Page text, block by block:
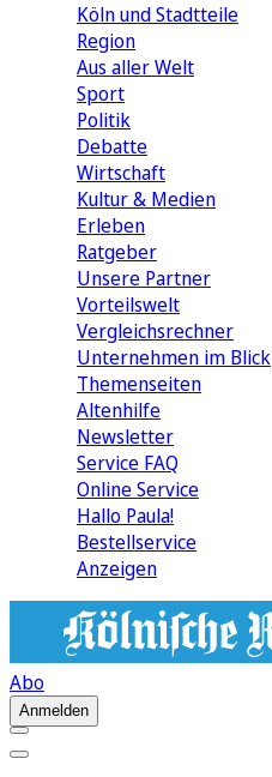
Köln und Stadtteile
Region
Aus aller Welt
Sport
Politik
Debatte
Wirtschaft
Kultur & Medien
Erleben
Ratgeber
Unsere Partner
Vorteilswelt
Vergleichsrechner
Unternehmen im Blick
Themenseiten
Altenhilfe
Newsletter
Service FAQ
Online Service
Hallo Paula!
Bestellservice
Anzeigen
Abo
Anmelden